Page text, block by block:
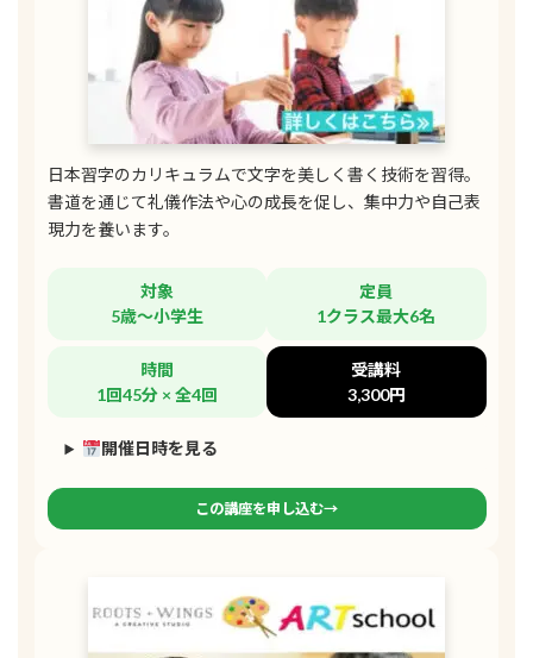
日本習字のカリキュラムで文字を美しく書く技術を習得。
書道を通じて礼儀作法や心の成長を促し、集中力や自己表
現力を養います。
対象
5歳～小学生
定員
1クラス最大6名
時間
1回45分 × 全4回
受講料
3,300円
開催日時を見る
この講座を申し込む→